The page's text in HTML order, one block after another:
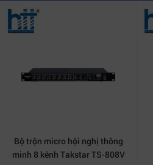
Bộ trộn micro hội nghị thông
minh 8 kênh Takstar TS-808V